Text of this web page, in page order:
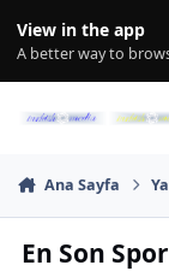
View in the app
A better way to
Ana Sayfa
En Son